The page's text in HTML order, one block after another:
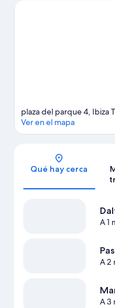
Playa de Figueretas.
plaza del parque 4, Ibiza
Ver en el mapa
Qué hay cerca
A 1
A 2
A 3